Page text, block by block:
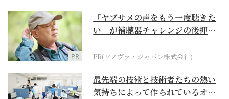
PR
「ヤブサメの声をもう一度聴きた
い」が補聴器チャレンジの後押し
PR(ソノヴァ・ジャパン株式会社)
最先端の技術と技術者たちの熱い
気持ちによって作られているオー